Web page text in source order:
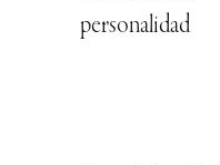
personalidad